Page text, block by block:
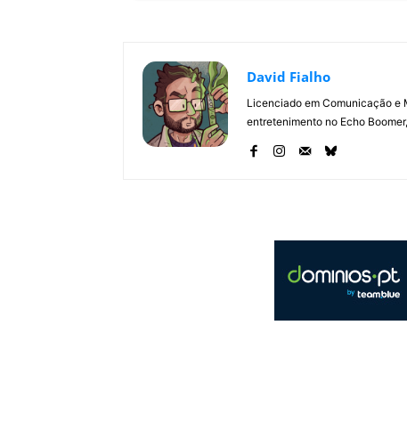
David Fialho
Licenciado em Comunicação e
entretenimento no Echo